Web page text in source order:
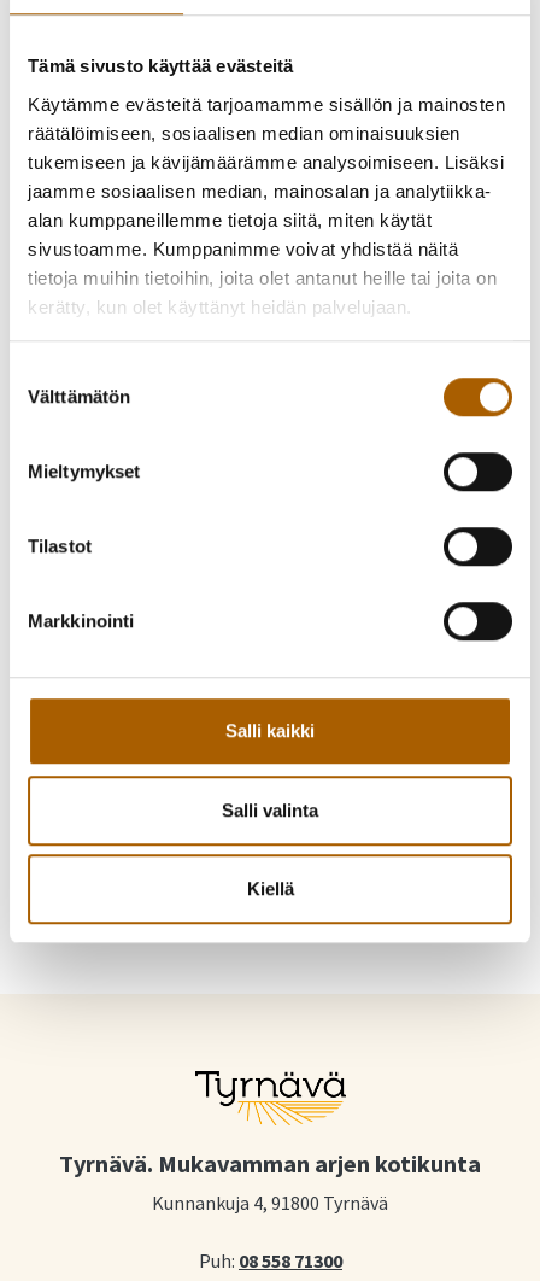
Tämä sivusto käyttää evästeitä
Käytämme evästeitä tarjoamamme sisällön ja mainosten
räätälöimiseen, sosiaalisen median ominaisuuksien
tukemiseen ja kävijämäärämme analysoimiseen. Lisäksi
jaamme sosiaalisen median, mainosalan ja analytiikka-
alan kumppaneillemme tietoja siitä, miten käytät
sivustoamme. Kumppanimme voivat yhdistää näitä
tietoja muihin tietoihin, joita olet antanut heille tai joita on
kerätty, kun olet käyttänyt heidän palvelujaan.
valinta
Välttämätön
Mieltymykset
Tilastot
Markkinointi
Salli kaikki
Salli valinta
Kiellä
Takaisin tapahtumiin
Kutsu kaveri mukaan!
Tyrnävä. Mukavamman arjen kotikunta
Kunnankuja 4, 91800 Tyrnävä
Puh: 08 558 71300